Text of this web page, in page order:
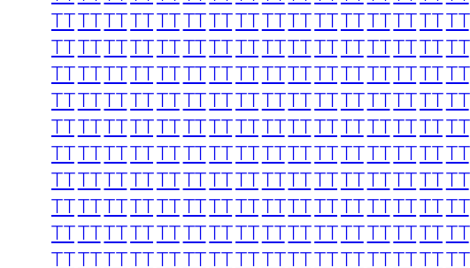
TTTTTTTTTTTTTTTTTTTTTTTTTTTTTTTT
TTTTTTTTTTTTTTTTTTTTTTTTTTTTTTTT
TTTTTTTTTTTTTTTTTTTTTTTTTTTTTTTT
TTTTTTTTTTTTTTTTTTTTTTTTTTTTTTTT
TTTTTTTTTTTTTTTTTTTTTTTTTTTTTTTT
TTTTTTTTTTTTTTTTTTTTTTTTTTTTTTTT
TTTTTTTTTTTTTTTTTTTTTTTTTTTTTTTT
TTTTTTTTTTTTTTTTTTTTTTTTTTTTTTTT
TTTTTTTTTTTTTTTTTTTTTTTTTTTTTTTT
TTTTTTTTTTTTTTTTTTTTTTTTTTTTTTTT